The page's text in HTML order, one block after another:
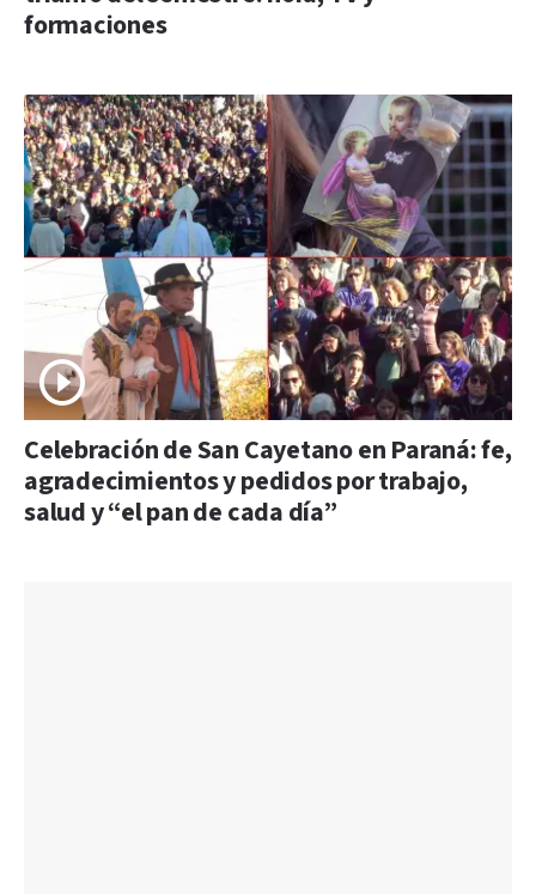
formaciones
Celebración de San Cayetano en Paraná: fe,
agradecimientos y pedidos por trabajo,
salud y “el pan de cada día”